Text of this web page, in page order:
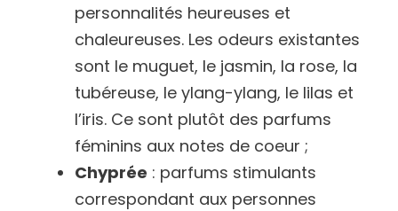
personnalités heureuses et
chaleureuses. Les odeurs existantes
sont le muguet, le jasmin, la rose, la
tubéreuse, le ylang-ylang, le lilas et
l’iris. Ce sont plutôt des parfums
féminins aux notes de coeur ;
Chyprée : parfums stimulants
correspondant aux personnes